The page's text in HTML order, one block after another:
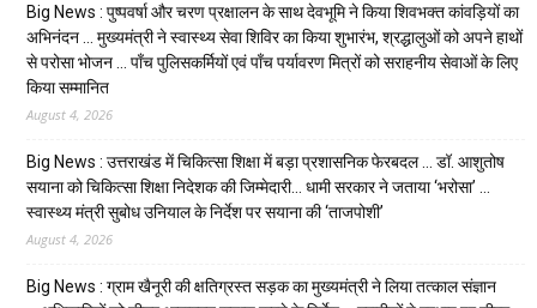
Big News : पुष्पवर्षा और चरण प्रक्षालन के साथ देवभूमि ने किया शिवभक्त कांवड़ियों का
अभिनंदन … मुख्यमंत्री ने स्वास्थ्य सेवा शिविर का किया शुभारंभ, श्रद्धालुओं को अपने हाथों
से परोसा भोजन … पाँच पुलिसकर्मियों एवं पाँच पर्यावरण मित्रों को सराहनीय सेवाओं के लिए
किया सम्मानित
August 4, 2026
Big News : उत्तराखंड में चिकित्सा शिक्षा में बड़ा प्रशासनिक फेरबदल … डॉ. आशुतोष
सयाना को चिकित्सा शिक्षा निदेशक की जिम्मेदारी… धामी सरकार ने जताया ‘भरोसा’ …
स्वास्थ्य मंत्री सुबोध उनियाल के निर्देश पर सयाना की ‘ताजपोशी’
August 4, 2026
Big News : ग्राम खैनूरी की क्षतिग्रस्त सड़क का मुख्यमंत्री ने लिया तत्काल संज्ञान